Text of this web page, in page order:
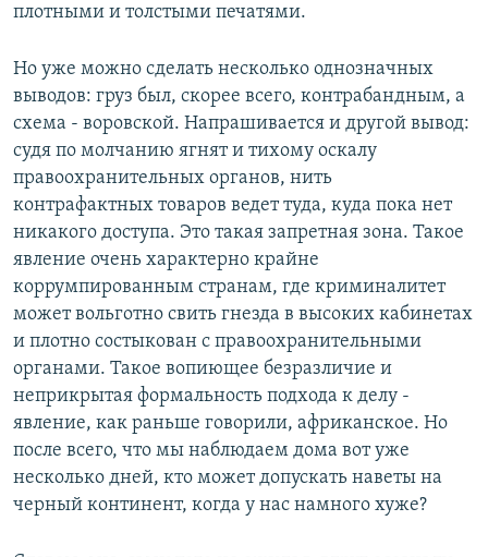
плотными и толстыми печатями.
Но уже можно сделать несколько однозначных
выводов: груз был, скорее всего, контрабандным, а
схема - воровской. Напрашивается и другой вывод:
судя по молчанию ягнят и тихому оскалу
правоохранительных органов, нить
контрафактных товаров ведет туда, куда пока нет
никакого доступа. Это такая запретная зона. Такое
явление очень характерно крайне
коррумпированным странам, где криминалитет
может вольготно свить гнезда в высоких кабинетах
и плотно состыкован с правоохранительными
органами. Такое вопиющее безразличие и
неприкрытая формальность подхода к делу -
явление, как раньше говорили, африканское. Но
после всего, что мы наблюдаем дома вот уже
несколько дней, кто может допускать наветы на
черный континент, когда у нас намного хуже?